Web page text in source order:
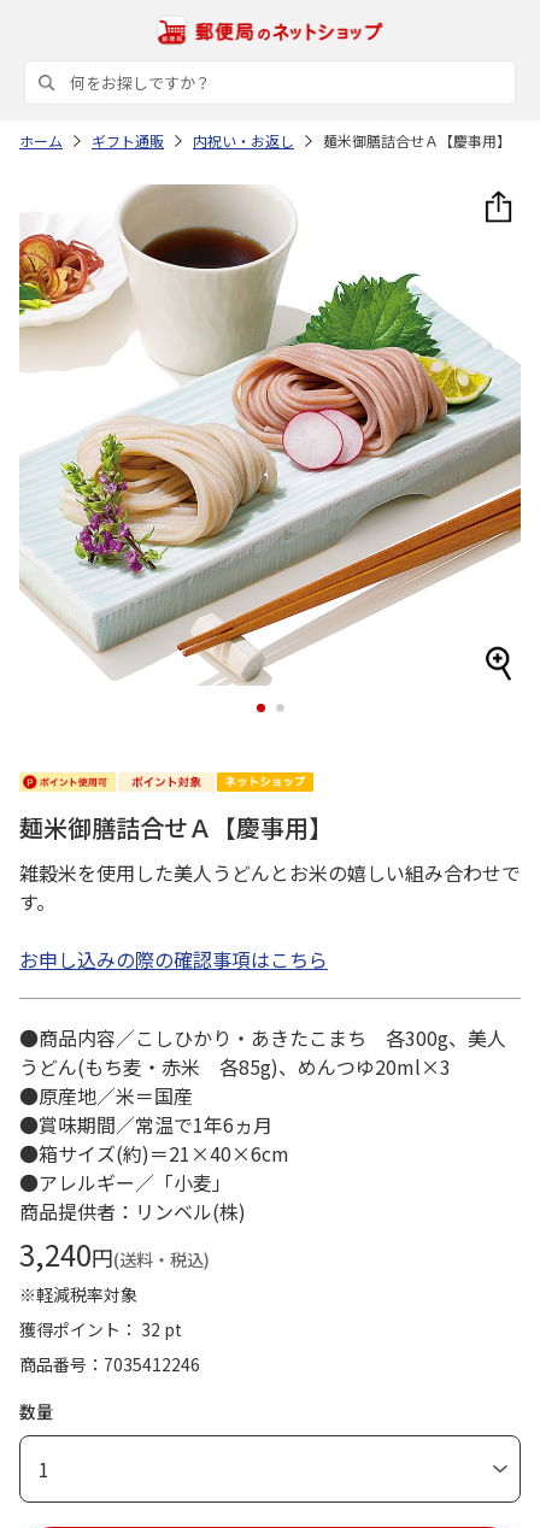
ホーム ギフト通販 内祝い・お返し 麺米御膳詰合せＡ【慶事用】
1 2
麺米御膳詰合せＡ【慶事用】
雑穀米を使用した美人うどんとお米の嬉しい組み合わせで
す。
お申し込みの際の確認事項はこちら
●商品内容／こしひかり・あきたこまち 各300g、美人
うどん(もち麦・赤米 各85g)、めんつゆ20ml×3
●原産地／米＝国産
●賞味期間／常温で1年6ヵ月
●箱サイズ(約)＝21×40×6cm
●アレルギー／「小麦」
商品提供者：リンベル(株)
3,240円(送料・税込)
※軽減税率対象
獲得ポイント： 32 pt
商品番号
7035412246
数量
1